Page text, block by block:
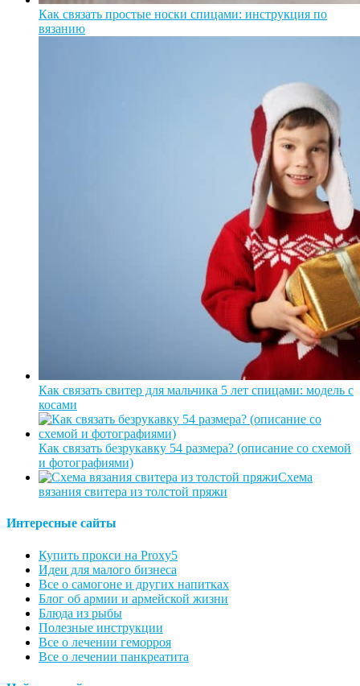
Как связать простые носки спицами: инструкция по
вязанию
Как связать свитер для мальчика 5 лет спицами: модель с
косами
Как связать безрукавку 54 размера? (описание со схемой
и фотографиями)
Схема
вязания свитера из толстой пряжи
Интересные сайты
Купить прокси на Proxy5
Идеи для малого бизнеса
Все о самогоне и других напитках
Блог об армии и армейской жизни
Блюда из рыбы
Полезные инструкции
Все о лечении геморроя
Все о лечении панкреатита